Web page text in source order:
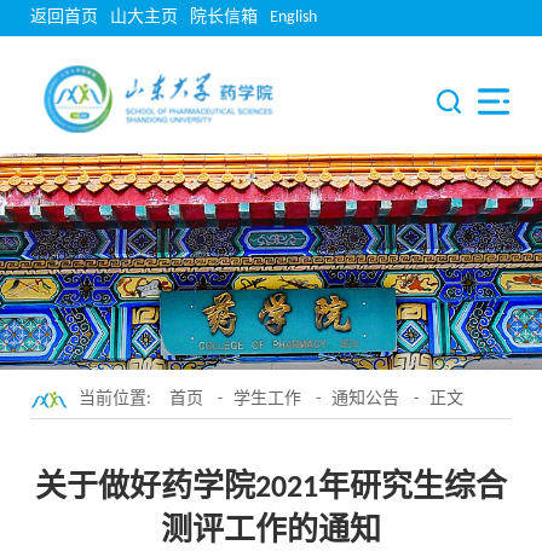
返回首页 山大主页 院长信箱 English
当前位置: 首页 - 学生工作 - 通知公告 - 正文
关于做好药学院2021年研究生综合
测评工作的通知